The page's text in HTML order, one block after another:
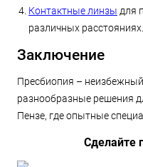
Контактные линзы для
различных расстояниях.
Заключение
Пресбиопия –
разнообразные решения
Пензе, где опытные
Сделайте